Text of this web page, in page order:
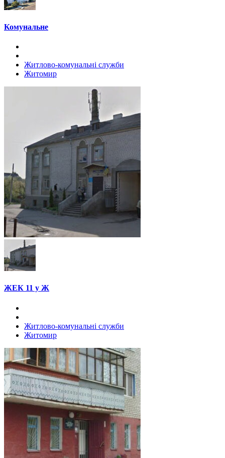
Комунальне
Житлово-комунальні служби
Житомир
ЖЕК 11 у Ж
Житлово-комунальні служби
Житомир